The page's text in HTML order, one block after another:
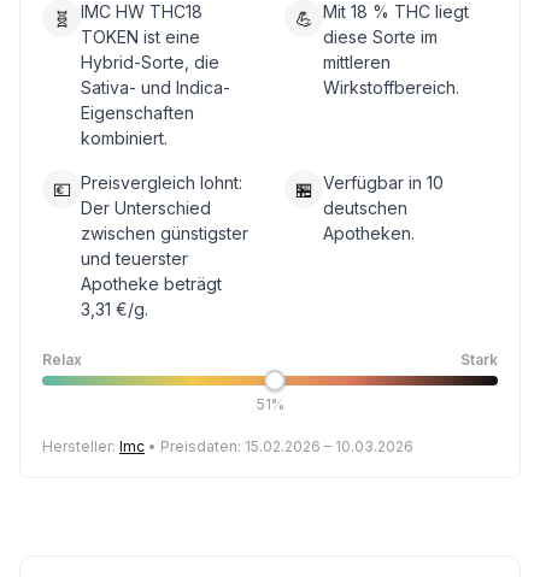
🧬
IMC HW THC18
TOKEN ist eine
Hybrid-Sorte, die
Sativa- und Indica-
Eigenschaften
kombiniert.
💪 Mit 18 % THC liegt
diese Sorte im
mittleren
Wirkstoffbereich.
💶 Preisvergleich lohnt:
Der Unterschied
zwischen günstigster
und teuerster
Apotheke beträgt
3,31 €/g.
🏪 Verfügbar in 10
deutschen
Apotheken.
Relax Stark
51%
Hersteller: Imc • Preisdaten: 15.02.2026 – 10.03.2026